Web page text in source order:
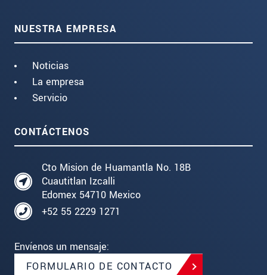
NUESTRA EMPRESA
Noticias
La empresa
Servicio
CONTÁCTENOS
Cto Mision de Huamantla No. 18B
Cuautitlan Izcalli
Edomex 54710 Mexico
+52 55 2229 1271
Envíenos un mensaje:
FORMULARIO DE CONTACTO